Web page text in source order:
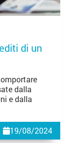
di un
dalla
e dalla
19/08/2024